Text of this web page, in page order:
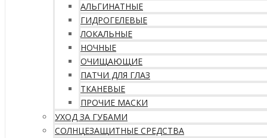
АЛЬГИНАТНЫЕ
ГИДРОГЕЛЕВЫЕ
ЛОКАЛЬНЫЕ
НОЧНЫЕ
ОЧИЩАЮЩИЕ
ПАТЧИ ДЛЯ ГЛАЗ
ТКАНЕВЫЕ
ПРОЧИЕ МАСКИ
УХОД ЗА ГУБАМИ
СОЛНЦЕЗАЩИТНЫЕ СРЕДСТВА